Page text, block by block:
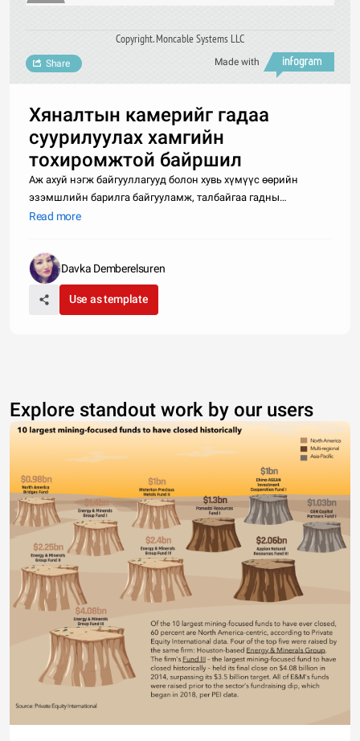
Copyright. Moncable Systems LLC
Made with
Share
Хяналтын камерийг гадаа
суурилуулах хамгийн
тохиромжтой байршил
Аж ахуй нэгж байгууллагууд болон хувь хүмүүс өөрийн
эзэмшлийн барилга байгууламж, талбайгаа гадны
халдлагаас хамгаалан хяналтын камерь суурилуулдаг
Read more
Davka Demberelsuren
Use as template
Explore standout work by our users